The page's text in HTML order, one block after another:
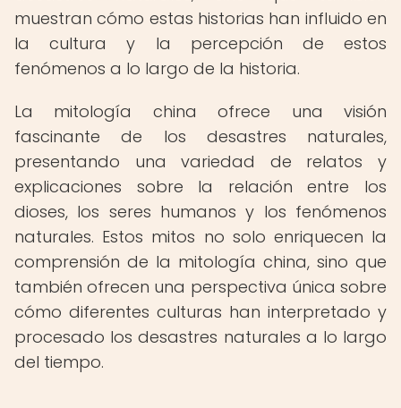
muestran cómo estas historias han influido en
la cultura y la percepción de estos
fenómenos a lo largo de la historia.
La mitología china ofrece una visión
fascinante de los desastres naturales,
presentando una variedad de relatos y
explicaciones sobre la relación entre los
dioses, los seres humanos y los fenómenos
naturales. Estos mitos no solo enriquecen la
comprensión de la mitología china, sino que
también ofrecen una perspectiva única sobre
cómo diferentes culturas han interpretado y
procesado los desastres naturales a lo largo
del tiempo.